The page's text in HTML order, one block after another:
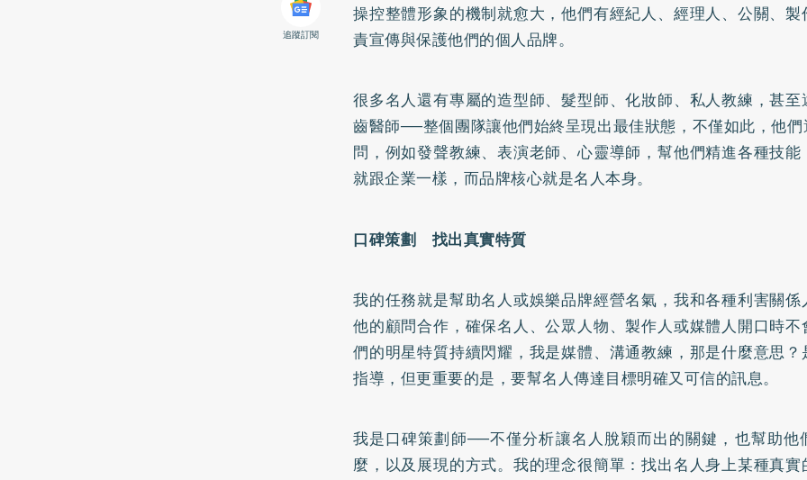
追蹤訂閱
操控整體形象的機制就愈大，他們有經紀人、經理人、公關、
責宣傳與保護他們的個人品牌。
很多名人還有專屬的造型師、髮型師、化妝師、私人教練，甚
齒醫師──整個團隊讓他們始終呈現出最佳狀態，不僅如此，他
問，例如發聲教練、表演老師、心靈導師，幫他們精進各種技
就跟企業一樣，而品牌核心就是名人本身。
口碑策劃 找出真實特質
我的任務就是幫助名人或娛樂品牌經營名氣，我和各種利害關
他的顧問合作，確保名人、公眾人物、製作人或媒體人開口時
們的明星特質持續閃耀，我是媒體、溝通教練，那是什麼意思
指導，但更重要的是，要幫名人傳達目標明確又可信的訊息。
我是口碑策劃師──不僅分析讓名人脫穎而出的關鍵，也幫助他
麼，以及展現的方式。我的理念很簡單：找出名人身上某種真